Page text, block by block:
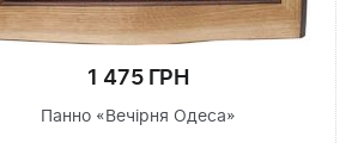
1 475 ГРН
Панно «Вечірня Одеса»